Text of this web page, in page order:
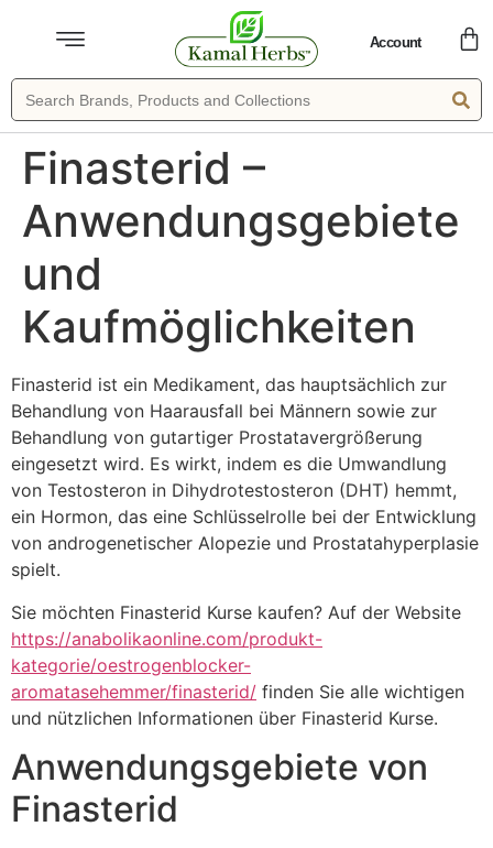
Account
Finasterid –
Anwendungsgebiete
und
Kaufmöglichkeiten
Finasterid ist ein Medikament, das hauptsächlich zur
Behandlung von Haarausfall bei Männern sowie zur
Behandlung von gutartiger Prostatavergrößerung
eingesetzt wird. Es wirkt, indem es die Umwandlung
von Testosteron in Dihydrotestosteron (DHT) hemmt,
ein Hormon, das eine Schlüsselrolle bei der Entwicklung
von androgenetischer Alopezie und Prostatahyperplasie
spielt.
Sie möchten Finasterid Kurse kaufen? Auf der Website
https://anabolikaonline.com/produkt-
kategorie/oestrogenblocker-
aromatasehemmer/finasterid/ finden Sie alle wichtigen
und nützlichen Informationen über Finasterid Kurse.
Anwendungsgebiete von
Finasterid